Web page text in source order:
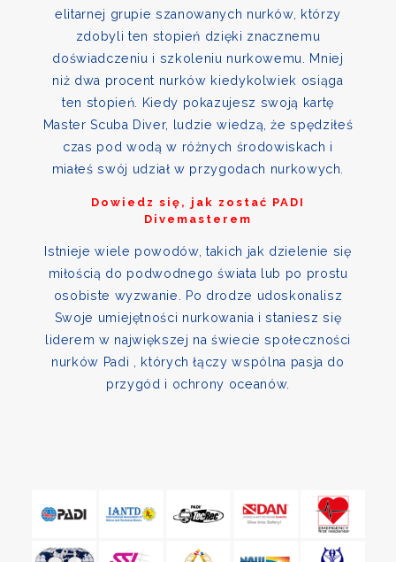
elitarnej grupie szanowanych nurków, którzy
zdobyli ten stopień dzięki znacznemu
doświadczeniu i szkoleniu nurkowemu. Mniej
niż dwa procent nurków kiedykolwiek osiąga
ten stopień. Kiedy pokazujesz swoją kartę
Master Scuba Diver, ludzie wiedzą, że spędziłeś
czas pod wodą w różnych środowiskach i
miałeś swój udział w przygodach nurkowych.
Dowiedz się, jak zostać PADI
Divemasterem
Istnieje wiele powodów, takich jak dzielenie się
miłością do podwodnego świata lub po prostu
osobiste wyzwanie. Po drodze udoskonalisz
Swoje umiejętności nurkowania i staniesz się
liderem w największej na świecie społeczności
nurków Padi , których łączy wspólna pasja do
przygód i ochrony oceanów.